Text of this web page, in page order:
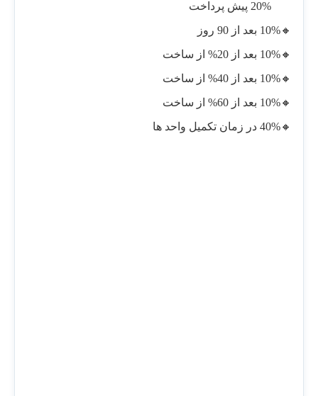
🔸10% بعد از 90 روز
🔸10% بعد از 20% از ساخت
🔸10% بعد از 40% از ساخت
🔸10% بعد از 60% از ساخت
🔸40% در زمان تکمیل واحد ها